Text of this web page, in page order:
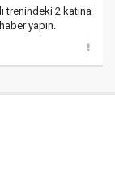
trenindeki 2 katına
yapın.